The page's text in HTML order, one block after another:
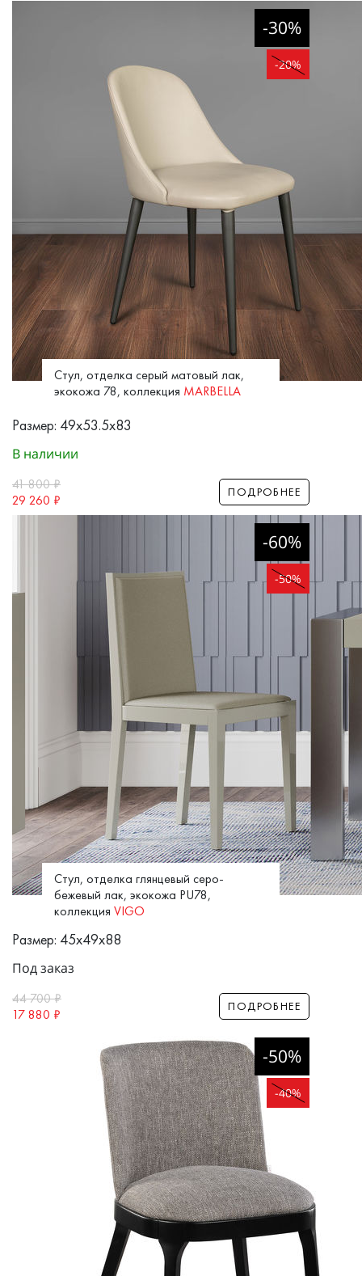
-30%
-20%
Стул, отделка серый матовый лак,
экокожа 78, коллекция MARBELLA
Размер: 49x53.5x83
В наличии
41 800₽
29 260 ₽ ПОДРОБНЕЕ
-60%
-50%
Стул, отделка глянцевый серо-
бежевый лак, экокожа PU78,
коллекция VIGO
Размер: 45x49x88
Под заказ
44 700₽
17 880 ₽ ПОДРОБНЕЕ
-50%
-40%